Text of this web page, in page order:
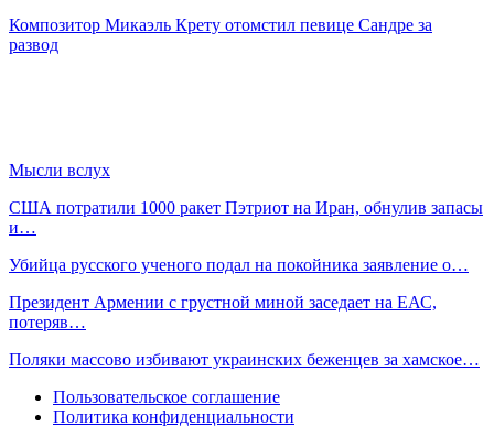
Композитор Микаэль Крету отомстил певице Сандре за
развод
Мысли вслух
США потратили 1000 ракет Пэтриот на Иран, обнулив запасы
и…
Убийца русского ученого подал на покойника заявление о…
Президент Армении с грустной миной заседает на ЕАС,
потеряв…
Поляки массово избивают украинских беженцев за хамское…
Пользовательское соглашение
Политика конфиденциальности